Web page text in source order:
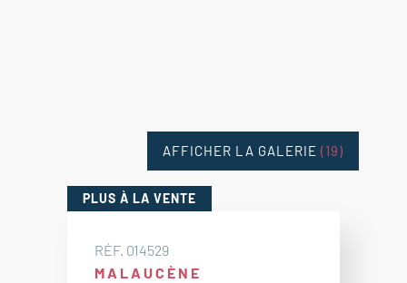
PLUS À LA VENTE
RÉF. 014529
MALAUCÈNE
AFFICHER LA GALERIE (19)